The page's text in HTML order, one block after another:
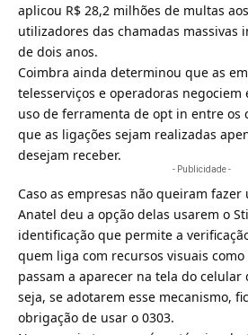
aplicou R$ 28,2 milhões de multas
utilizadores das chamadas massivas
de dois anos.
Coimbra ainda determinou que as
telesserviços e operadoras negociem
uso de ferramenta de opt in entre
que as ligações sejam realizadas
desejam receber.
- Publicidade -
Caso as empresas não queiram fazer
Anatel deu a opção delas usarem o
identificação que permite a
quem liga com recursos visuais
passam a aparecer na tela do celular
seja, se adotarem esse mecanismo,
obrigação de usar o 0303.